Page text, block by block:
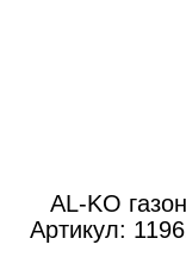
AL-KO
Артикул: